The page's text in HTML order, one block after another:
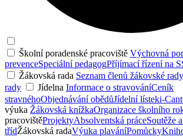
Školní poradenské pracoviště Výchovná
prevenceSpeciální pedagogPříjímací řízení na
Žákovská rada Seznam členů žákovské rady
rady
Jídelna Informace o stravováníCeník
stravnéhoObjednávání obědůJídelní lísteki-
výuka Žákovská knížkaOrganizace školního
pracovištěProjektyAbsolventská práceSoutěže
třídŽákovská radaVýuka plaváníPomůcky